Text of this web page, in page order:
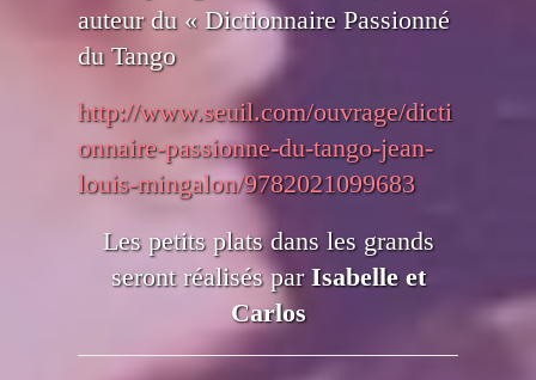
auteur du « Dictionnaire Passionné
du Tango
http://www.seuil.com/ouvrage/dicti
onnaire-passionne-du-tango-jean-
louis-mingalon/9782021099683
Les petits plats dans les grands
seront réalisés parIsabelle et
Carlos